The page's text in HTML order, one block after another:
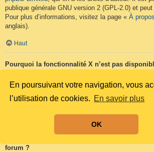
En poursuivant votre navigation, vous
l’utilisation de cookies. En savoir plus
OK
publique générale GNU version 2 (GPL-2.0) et
Pour plus d’informations, visitez la page « À
anglais).
Haut
Pourquoi la fonctionnalité X n’est pas
Ce logiciel a été développé et mis sous licence
vous pensez qu’une fonctionnalité nécessite
phpBB Ideas
(en anglais) où vous pouvez
proposées ou en suggérer de nouvelles.
Qui contacter pour les abus ou les questions
forum ?